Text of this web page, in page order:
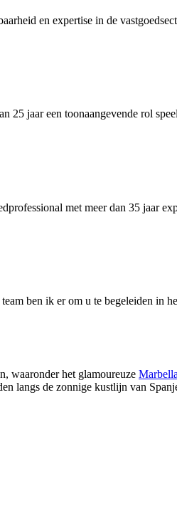
en expertise in de
25 jaar een toonaangevende rol
met meer dan 35 jaar
ben ik er om u te begeleiden
waaronder het glamoureuze Marbella
langs de zonnige kustlijn van